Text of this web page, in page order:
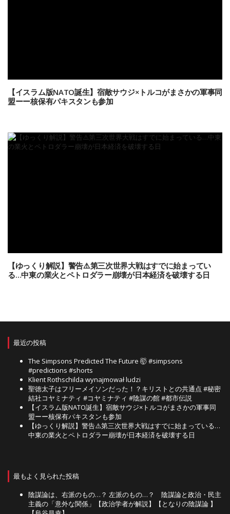
【イスラム版NATO誕生】宿敵サウジ×トルコがまさかの軍事同
盟ーー核保有パキスタンも参加
【ゆっくり解説】警告⚠️第三次世界大戦はすでに始まってい
る…中東の業火とペトロダラー崩壊が日本経済を破壊する日
最近の投稿
The Simpsons Predicted The Future 🤯 #simpsons
#predictions #shorts
Klient Rothschilda wynajmował ludzi
聖徳太子はフリーメイソンだった！？キリストとの共通点 #秘密
結社コヤミナティ #コヤミナティ #陰謀の館 #都市伝説
【イスラム版NATO誕生】宿敵サウジ×トルコがまさかの軍事同
盟ーー核保有パキスタンも参加
【ゆっくり解説】警告⚠️第三次世界大戦はすでに始まっている…
中東の業火とペトロダラー崩壊が日本経済を破壊する日
最もよく見られた投稿
陰謀論は、右派のもの…？ 左派のもの…？ 陰謀論と政治・民主
主義の「意外な関係」【政治学者が解説】【となりの陰謀論 】